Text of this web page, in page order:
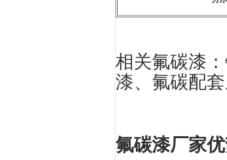
相关氟碳漆
漆、氟碳配
氟碳漆厂家